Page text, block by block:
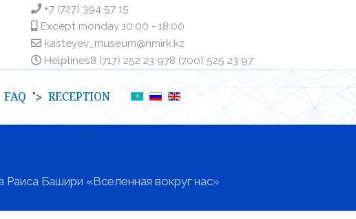
+7 (727) 394 57 15
Except monday 10:00 - 18:00
kasteyev_museum@nmirk.kz
Helplinesㅤ8 (717) 252 23 97ㅤㅤ8 (700) 525 23 97
FAQ "> RECEPTION
Башири «Вселенная вокруг нас»